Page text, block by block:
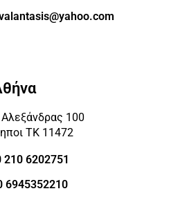
100
ΤΚ 11472
210 6202751
6945352210